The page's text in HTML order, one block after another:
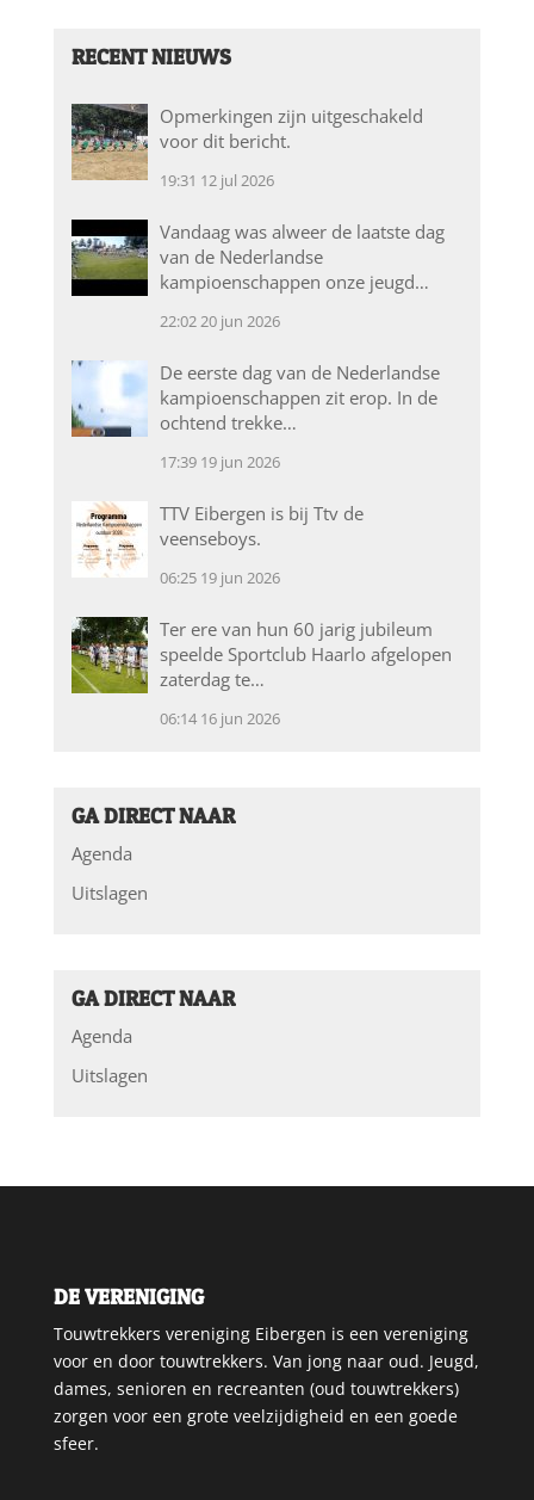
RECENT NIEUWS
Opmerkingen zijn uitgeschakeld
voor dit bericht.
19:31 12 jul 2026
Vandaag was alweer de laatste dag
van de Nederlandse
kampioenschappen onze jeugd…
22:0220 jun 2026
De eerste dag van de Nederlandse
kampioenschappen zit erop. In de
ochtend trekke…
17:39 19 jun 2026
TTV Eibergen is bij Ttv de
veenseboys.
06:25 19 jun 2026
Ter ere van hun 60 jarig jubileum
speelde Sportclub Haarlo afgelopen
zaterdag te…
06:14 16 jun 2026
GA DIRECT NAAR
Agenda
Uitslagen
GA DIRECT NAAR
Agenda
Uitslagen
DE VERENIGING
Touwtrekkers vereniging Eibergen is een vereniging
voor en door touwtrekkers. Van jong naar oud. Jeugd,
dames, senioren en recreanten (oud touwtrekkers)
zorgen voor een grote veelzijdigheid en een goede
sfeer.